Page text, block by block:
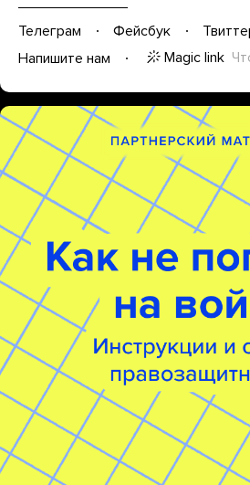
Телеграм Фейсбук
Напишите нам
Magic link